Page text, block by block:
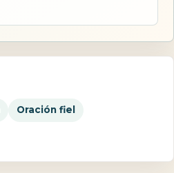
Oración fiel